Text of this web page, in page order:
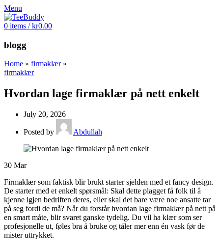
Menu
0 items / kr0.00
blogg
Home » firmaklær»
firmaklær
Hvordan lage firmaklær på nett enkelt
July 20, 2026
Posted by Abdullah
30 Mar
Firmaklær som faktisk blir brukt starter sjelden med et fancy design.
De starter med et enkelt spørsmål: Skal dette plagget få folk til å
kjenne igjen bedriften deres, eller skal det bare være noe ansatte tar
på seg fordi de må? Når du forstår hvordan lage firmaklær på nett på
en smart måte, blir svaret ganske tydelig. Du vil ha klær som ser
profesjonelle ut, føles bra å bruke og tåler mer enn én vask før de
mister uttrykket.